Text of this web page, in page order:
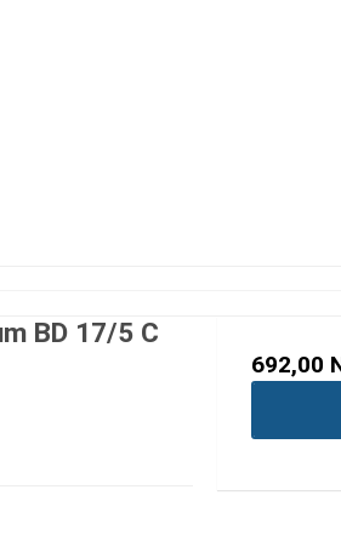
BD 17/5 C
692,00